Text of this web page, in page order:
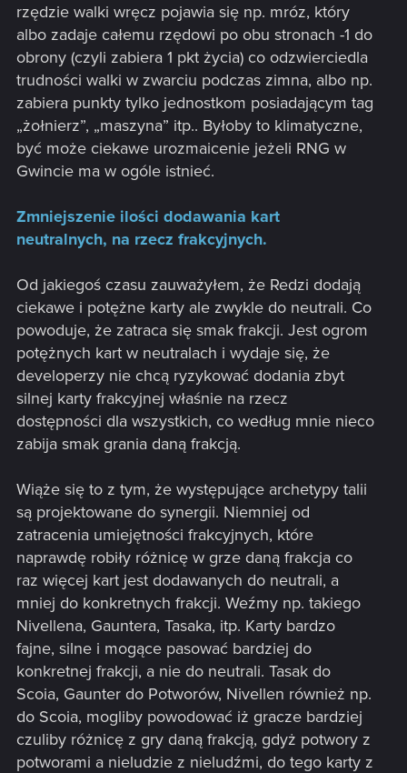
rzędzie walki wręcz pojawia się np. mróz, który
albo zadaje całemu rzędowi po obu stronach -1 do
obrony (czyli zabiera 1 pkt życia) co odzwierciedla
trudności walki w zwarciu podczas zimna, albo np.
zabiera punkty tylko jednostkom posiadającym tag
„żołnierz”, „maszyna” itp.. Byłoby to klimatyczne,
być może ciekawe urozmaicenie jeżeli RNG w
Gwincie ma w ogóle istnieć.
Zmniejszenie ilości dodawania kart
neutralnych, na rzecz frakcyjnych.
Od jakiegoś czasu zauważyłem, że Redzi dodają
ciekawe i potężne karty ale zwykle do neutrali. Co
powoduje, że zatraca się smak frakcji. Jest ogrom
potężnych kart w neutralach i wydaje się, że
developerzy nie chcą ryzykować dodania zbyt
silnej karty frakcyjnej właśnie na rzecz
dostępności dla wszystkich, co według mnie nieco
zabija smak grania daną frakcją.
Wiąże się to z tym, że występujące archetypy talii
są projektowane do synergii. Niemniej od
zatracenia umiejętności frakcyjnych, które
naprawdę robiły różnicę w grze daną frakcja co
raz więcej kart jest dodawanych do neutrali, a
mniej do konkretnych frakcji. Weźmy np. takiego
Nivellena, Gauntera, Tasaka, itp. Karty bardzo
fajne, silne i mogące pasować bardziej do
konkretnej frakcji, a nie do neutrali. Tasak do
Scoia, Gaunter do Potworów, Nivellen również np.
do Scoia, mogliby powodować iż gracze bardziej
czuliby różnicę z gry daną frakcją, gdyż potwory z
potworami a nieludzie z nieludźmi, do tego karty z